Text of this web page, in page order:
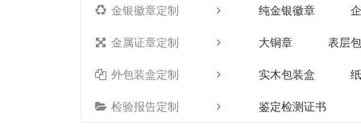
金银徽章定制
纯金银徽章
金属证章定制
大铜章
表层
外包装盒定制
实木包装盒
检验报告定制
鉴定检测证书